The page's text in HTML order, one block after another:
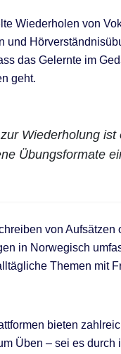
Wiederholen von
und
das Gelernte im
geht.
Wiederholung ist
Übungsformate
von Aufsätzen
in Norwegisch
Themen mit
bieten
Üben – sei es durch